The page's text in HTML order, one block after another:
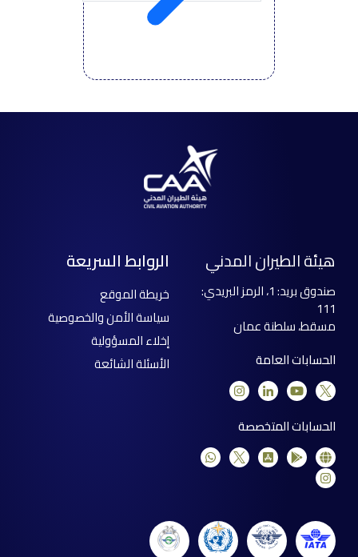
هيئة الطيران المدني
صندوق بريد: 1، الرمز البريدي:
111
مسقط، سلطنة عمان
الحسابات العامة
الحسابات المتخصصة
الروابط السريعة
خريطة الموقع
سياسة الأمن والخصوصية
إخلاء المسؤولية
الأسئلة الشائعة